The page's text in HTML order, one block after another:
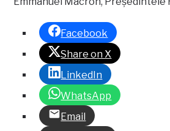
Facebook
Share on X
LinkedIn
WhatsApp
Email